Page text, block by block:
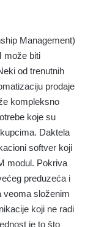
Management)
može biti
od trenutnih
prodaje
kompleksno
koje su
Daktela
softver koji
modul. Pokriva
preduzeća i
veoma složenim
koji ne radi
je to što